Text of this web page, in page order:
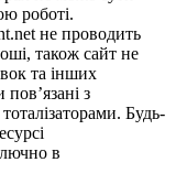
роботі.
не проводить
також сайт не
та інших
з
Будь-
в